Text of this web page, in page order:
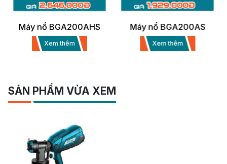
Máy nổ BGA200AHS
Xem thêm
Máy nổ BGA200AS
Xem thêm
SẢN PHẨM VỪA XEM